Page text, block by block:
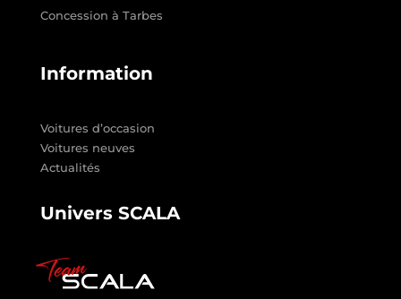
Concession à Tarbes
Information
Voitures d’occasion
Voitures neuves
Actualités
Univers SCALA